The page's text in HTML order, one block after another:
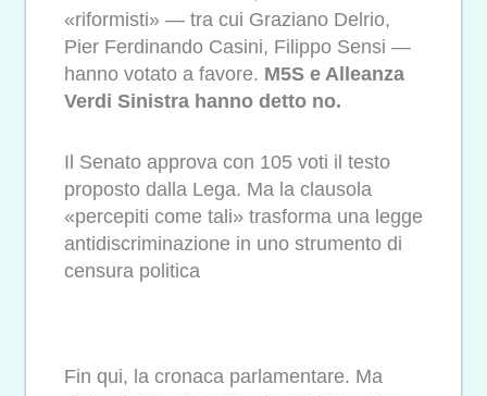
«riformisti» — tra cui Graziano Delrio,
Pier Ferdinando Casini, Filippo Sensi —
hanno votato a favore. M5S e Alleanza
Verdi Sinistra hanno detto no.
Il Senato approva con 105 voti il testo
proposto dalla Lega. Ma la clausola
«percepiti come tali» trasforma una legge
antidiscriminazione in uno strumento di
censura politica
Fin qui, la cronaca parlamentare. Ma